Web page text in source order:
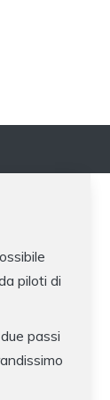
piloti di
passi